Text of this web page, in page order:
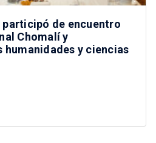
participó de encuentro
Chomalí y
humanidades y ciencias